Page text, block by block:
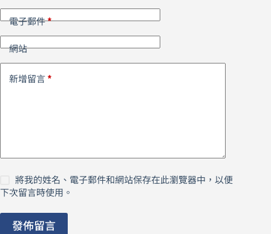
電子郵件*
網站
新增留言 *
將我的姓名、電子郵件和網站保存在此瀏覽器中，以便
下次留言時使用。
發佈留言